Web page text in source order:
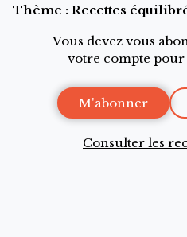
Thème : Recettes
Vous devez vous
votre compte
M'abonner
Consulter les